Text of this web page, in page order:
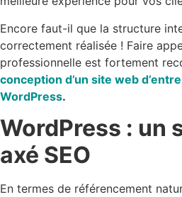
Encore faut-il que la structure
correctement réalisée ! Faire
professionnelle est fortement
conception d’un site web
WordPress.
WordPress : un
axé SEO
En termes de référencement